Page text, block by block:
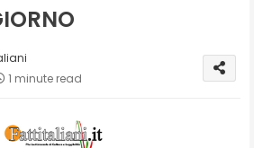
1 minute read